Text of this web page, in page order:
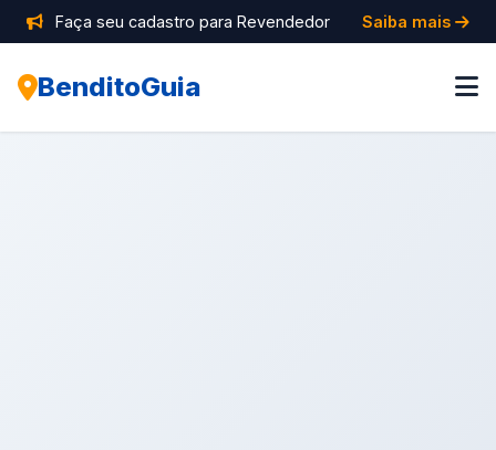
Faça seu cadastro para Revendedor Saiba mais
BenditoGuia